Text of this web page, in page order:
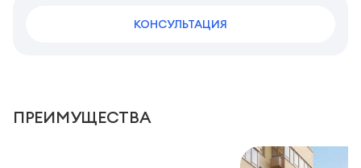
КОНСУЛЬТАЦИЯ
ПРЕИМУЩЕСТВА